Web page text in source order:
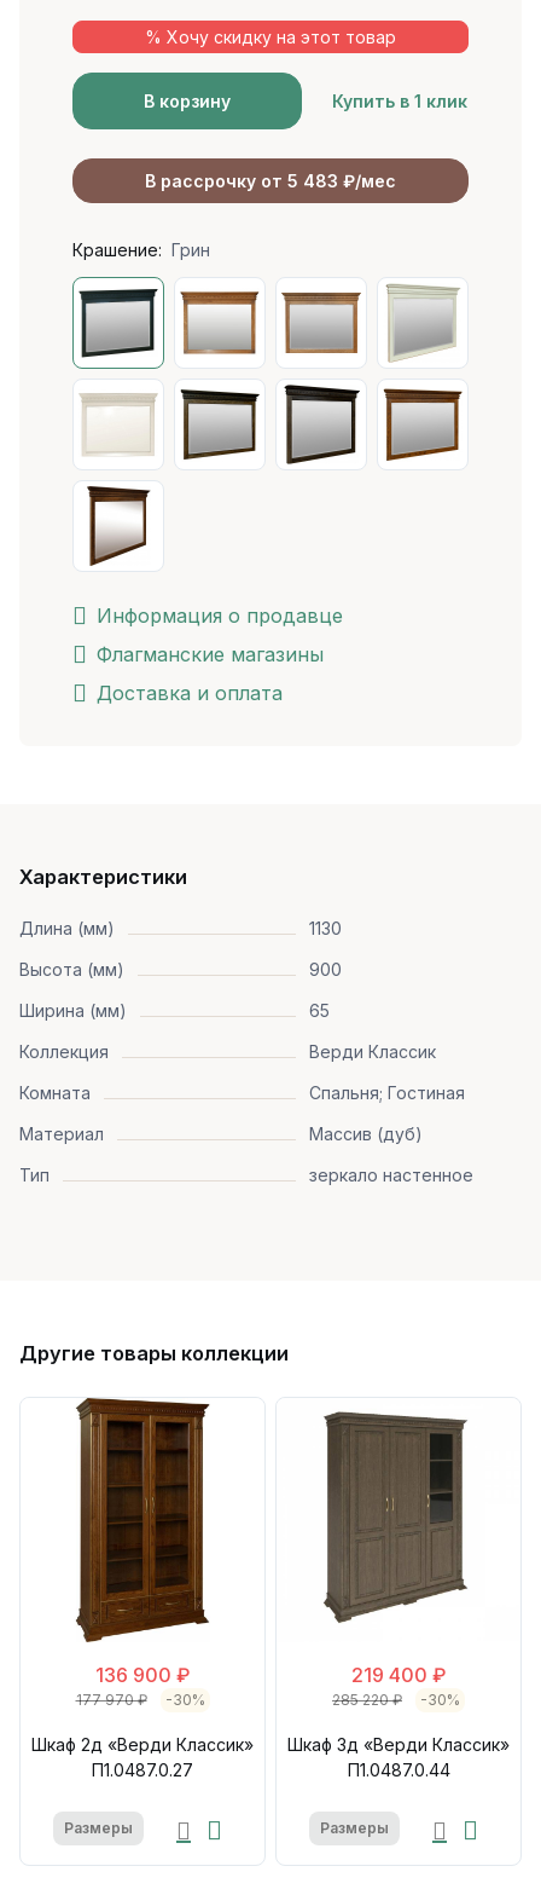
% Хочу скидку на этот товар
В корзину Купить в 1 клик
В рассрочку от 5 483 ₽/мес
Крашение: Грин
Информация о продавце
Флагманские магазины
Доставка и оплата
Характеристики
Длина (мм)
1130
Высота (мм)
900
Ширина (мм)
65
Коллекция
Верди Классик
Комната
Спальня; Гостиная
Материал
Массив (дуб)
Тип
зеркало настенное
Другие товары коллекции
136 900 ₽
177 970 ₽ -30%
Шкаф 2д «Верди Классик»
П1.0487.0.27
Размеры
219 400 ₽
285 220 ₽ -30%
Шкаф 3д «Верди Классик»
П1.0487.0.44
Размеры